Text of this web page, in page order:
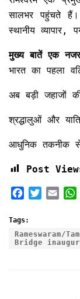
सालभर पहुंचते
स्थानीय व्यापार,
मुख्य बातें एक
भारत का पहला
अब बड़ी जहाजों
श्रद्धालुओं और
आधुनिक तकनीक से
Post
c
e
b
t
t
i
l
Tags:
Rameswaram/
Bridge